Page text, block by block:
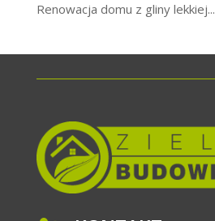
Renowacja domu z gliny lekkiej...